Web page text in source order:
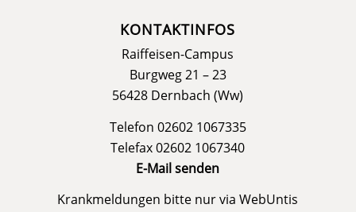
KONTAKTINFOS
Raiffeisen-Campus
Burgweg 21 – 23
56428 Dernbach (Ww)
Telefon 02602 1067335
Telefax 02602 1067340
E-Mail senden
Krankmeldungen bitte nur viaWebUntis